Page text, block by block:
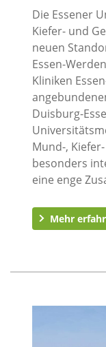
Die Essener
Kiefer- und
neuen
Essen-
Kliniken
Duisburg-
Mund-,
besonders
eine enge
Mehr